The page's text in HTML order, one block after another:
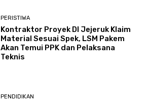
PERISTIWA
Kontraktor Proyek DI Jejeruk Klaim
Material Sesuai Spek, LSM Pakem
Akan Temui PPK dan Pelaksana
Teknis
PENDIDIKAN